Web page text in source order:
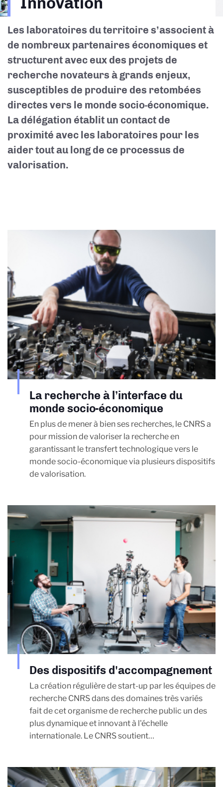
Les laboratoires du territoire s’associent à
de nombreux partenaires économiques et
structurent avec eux des projets de
recherche novateurs à grands enjeux,
susceptibles de produire des retombées
directes vers le monde socio-économique.
La délégation établit un contact de
proximité avec les laboratoires pour les
aider tout au long de ce processus de
valorisation.
La recherche à l’interface du
monde socio-économique
En plus de mener à bien ses recherches, le CNRS a
pour mission de valoriser la recherche en
garantissant le transfert technologique vers le
monde socio-économique via plusieurs dispositifs
de valorisation.
Des dispositifs d'accompagnement
La création régulière de start-up par les équipes de
recherche CNRS dans des domaines très variés
fait de cet organisme de recherche public un des
plus dynamique et innovant à l'échelle
internationale. Le CNRS soutient…